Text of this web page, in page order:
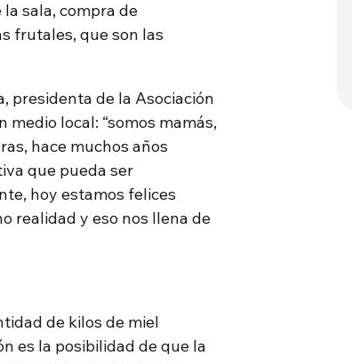
sala, compra de
frutales, que son las
presidenta de la Asociación
medio local: “somos mamás,
hace muchos años
que pueda ser
hoy estamos felices
realidad y eso nos llena de
de kilos de miel
es la posibilidad de que la